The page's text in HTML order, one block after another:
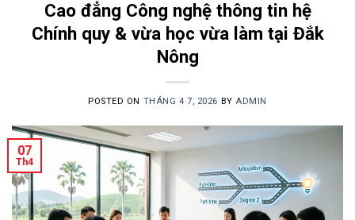
Cao đẳng Công nghệ thông tin hệ
Chính quy & vừa học vừa làm tại Đắk
Nông
POSTED ON THÁNG 4 7, 2026 BY ADMIN
07
Th4